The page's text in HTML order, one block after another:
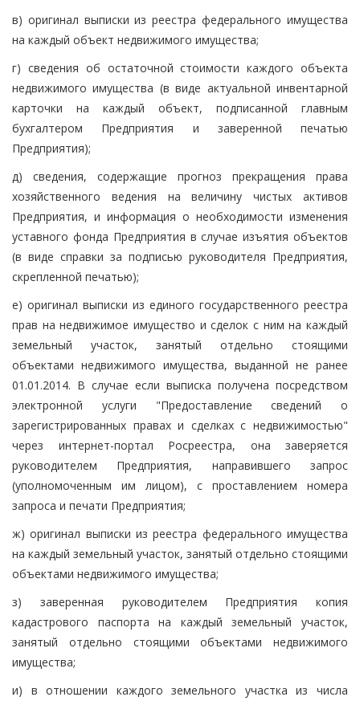
в) оригинал выписки из реестра федерального имущества
на каждый объект недвижимого имущества;
г) сведения об остаточной стоимости каждого объекта
недвижимого имущества (в виде актуальной инвентарной
карточки на каждый объект, подписанной главным
бухгалтером Предприятия и заверенной печатью
Предприятия);
д) сведения, содержащие прогноз прекращения права
хозяйственного ведения на величину чистых активов
Предприятия, и информация о необходимости изменения
уставного фонда Предприятия в случае изъятия объектов
(в виде справки за подписью руководителя Предприятия,
скрепленной печатью);
е) оригинал выписки из единого государственного реестра
прав на недвижимое имущество и сделок с ним на каждый
земельный участок, занятый отдельно стоящими
объектами недвижимого имущества, выданной не ранее
01.01.2014. В случае если выписка получена посредством
электронной услуги "Предоставление сведений о
зарегистрированных правах и сделках с недвижимостью"
через интернет-портал Росреестра, она заверяется
руководителем Предприятия, направившего запрос
(уполномоченным им лицом), с проставлением номера
запроса и печати Предприятия;
ж) оригинал выписки из реестра федерального имущества
на каждый земельный участок, занятый отдельно стоящими
объектами недвижимого имущества;
з) заверенная руководителем Предприятия копия
кадастрового паспорта на каждый земельный участок,
занятый отдельно стоящими объектами недвижимого
имущества;
и) в отношении каждого земельного участка из числа